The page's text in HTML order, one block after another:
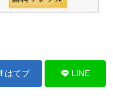
はてブ LINE